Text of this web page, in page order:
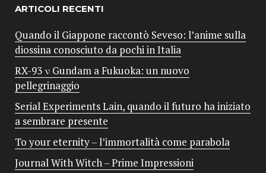
ARTICOLI RECENTI
Quando il Giappone raccontò Seveso: l’anime sulla
diossina conosciuto da pochi in Italia
RX-93 ν Gundam a Fukuoka: un nuovo
pellegrinaggio
Serial Experiments Lain, quando il futuro ha iniziato
a sembrare presente
To your eternity – l’immortalità come parabola
Journal With Witch – Prime Impressioni